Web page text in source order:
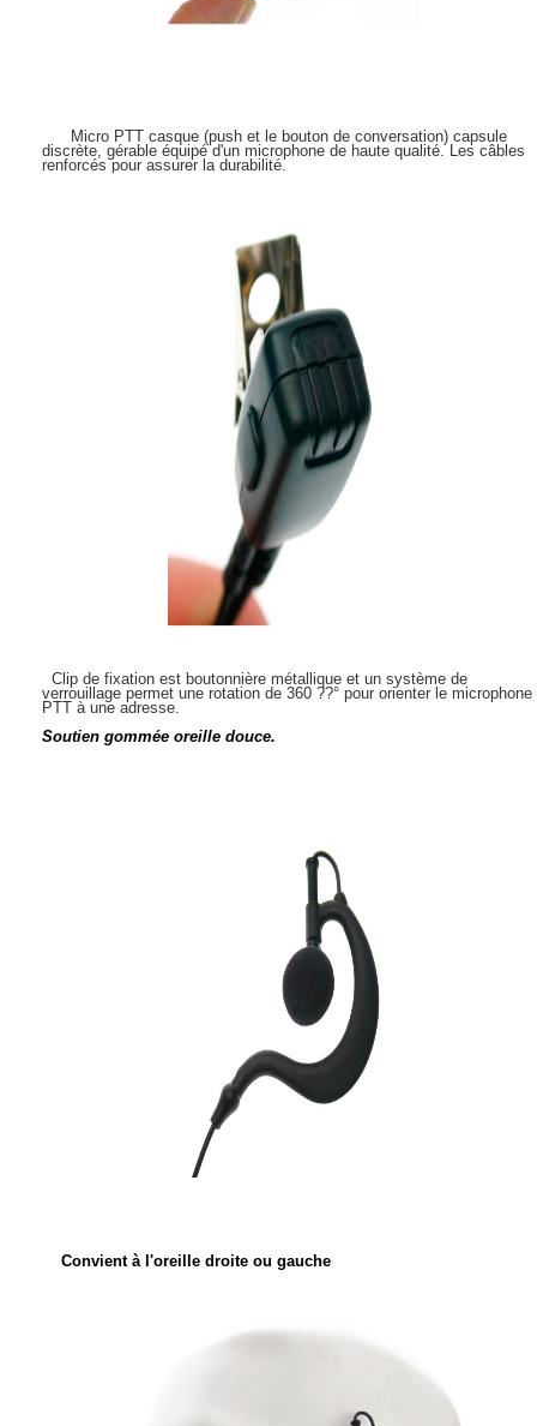
Micro PTT casque (push et le bouton de conversation) capsule
discrète, gérable équipé d'un microphone de haute qualité. Les câbles
renforcés pour assurer la durabilité.
Clip de fixation est boutonnière métallique et un système de
verrouillage permet une rotation de 360 ??° pour orienter le microphone
PTT à une adresse.
Soutien gommée oreille douce.
Convient à l'oreille droite ou gauche